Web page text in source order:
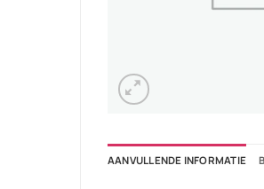
AANVULLENDE INFORMATIE